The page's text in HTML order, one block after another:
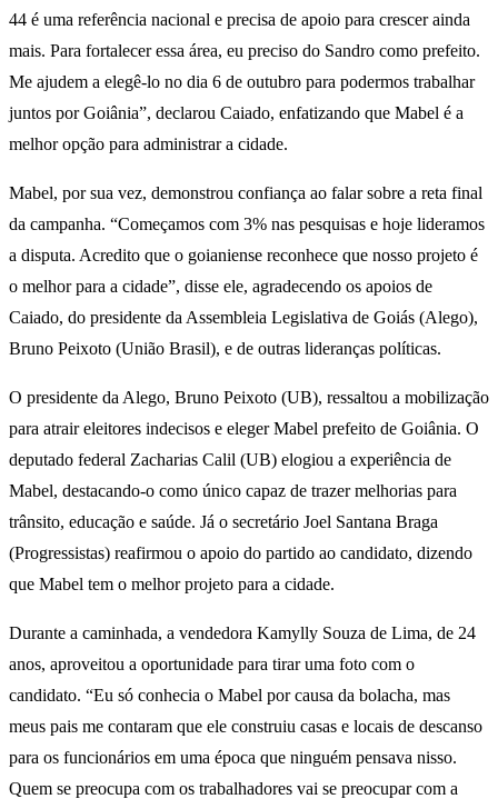
44 é uma referência nacional e precisa de apoio para crescer ainda
mais. Para fortalecer essa área, eu preciso do Sandro como prefeito.
Me ajudem a elegê-lo no dia 6 de outubro para podermos trabalhar
juntos por Goiânia”, declarou Caiado, enfatizando que Mabel é a
melhor opção para administrar a cidade.
Mabel, por sua vez, demonstrou confiança ao falar sobre a reta final
da campanha. “Começamos com 3% nas pesquisas e hoje lideramos
a disputa. Acredito que o goianiense reconhece que nosso projeto é
o melhor para a cidade”, disse ele, agradecendo os apoios de
Caiado, do presidente da Assembleia Legislativa de Goiás (Alego),
Bruno Peixoto (União Brasil), e de outras lideranças políticas.
O presidente da Alego, Bruno Peixoto (UB), ressaltou a mobilização
para atrair eleitores indecisos e eleger Mabel prefeito de Goiânia. O
deputado federal Zacharias Calil (UB) elogiou a experiência de
Mabel, destacando-o como único capaz de trazer melhorias para
trânsito, educação e saúde. Já o secretário Joel Santana Braga
(Progressistas) reafirmou o apoio do partido ao candidato, dizendo
que Mabel tem o melhor projeto para a cidade.
Durante a caminhada, a vendedora Kamylly Souza de Lima, de 24
anos, aproveitou a oportunidade para tirar uma foto com o
candidato. “Eu só conhecia o Mabel por causa da bolacha, mas
meus pais me contaram que ele construiu casas e locais de descanso
para os funcionários em uma época que ninguém pensava nisso.
Quem se preocupa com os trabalhadores vai se preocupar com a